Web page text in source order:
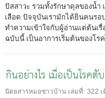
ปัสสาวะ รวมทั้งรักษาดุลของน้ำ
เลือด ปัจจุบันเรามักได้ยินคนรอ
ทำความเข้าใจกับผู้อ่านแต่ต้นเรื่
ฉบับนี้ เป็นอาการเริ่มต้นของโรค
กินอย่างไร เมื่อเป็นโรคตั
นิตยสารหมอชาวบ้าน เล่มที่: 322